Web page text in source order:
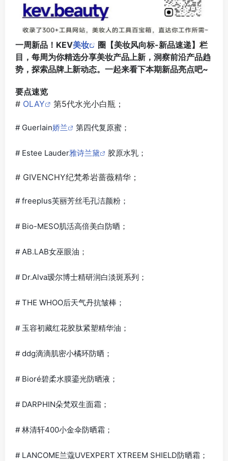
一周新品！KEV美妆
圈【美妆风向标-新品速递】栏
目，每周为你精选分享美妆产品上新，洞察前沿产品趋
势，探索品牌上新动态。一起来看下本期新品亮点吧~
要点速览
# OLAY 第5代水光小白瓶；
# Guerlain娇兰 第四代复原蜜；
# Estee Lauder雅诗兰黛 胶原水乳；
# GIVENCHY纪梵希岩蔷薇精华；
# freeplus芙丽芳丝毛孔洁颜粉；
# Bio-MESO肌活高倍美白防晒；
# AB.LAB女巫眼油；
# Dr.Alva瑷尔博士精研润白淡斑系列；
# THE WHOO后天气丹抗皱棒；
# 玉容初藏红花胶肽紧塑精华油；
# ddg滴滴肌密小橘环防晒；
# Bioré碧柔水膜鎏光防晒液；
# DARPHIN朵梵双生面霜；
# 林清轩400小金伞防晒霜；
# LANCOME兰蔻UVEXPERT XTREEM SHIELD防晒霜；